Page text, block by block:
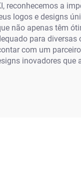
reconhecemos a
logos e designs
não apenas têm
para
com um
inovadores